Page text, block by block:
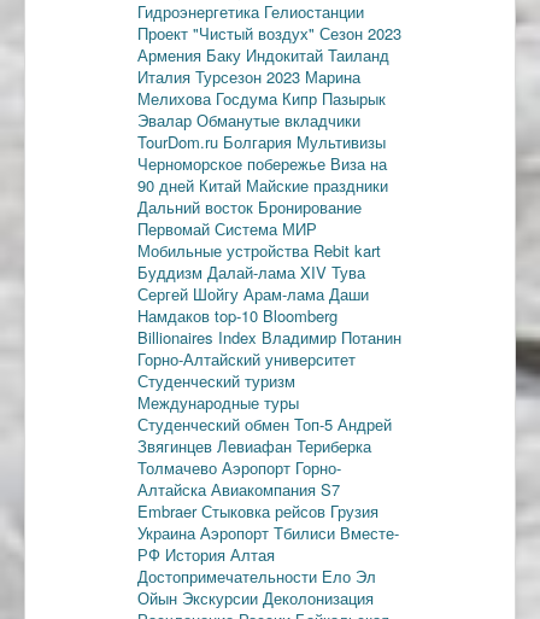
Гидроэнергетика Гелиостанции
Проект "Чистый воздух" Сезон 2023
Армения Баку Индокитай Таиланд
Италия Турсезон 2023 Марина
Мелихова Госдума Кипр Пазырык
Эвалар Обманутые вкладчики
TourDom.ru Болгария Мультивизы
Черноморское побережье Виза на
90 дней Китай Майские праздники
Дальний восток Бронирование
Первомай Система МИР
Мобильные устройства Rebit kart
Буддизм Далай-лама XIV Тува
Сергей Шойгу Арам-ламаДаши
Намдаков top-10 Bloomberg
Billionaires Index Владимир Потанин
Горно-Алтайский университет
Студенческий туризм
Международные туры
Студенческий обмен Топ-5 Андрей
Звягинцев Левиафан Териберка
Толмачево Аэропорт Горно-
АлтайскаАвиакомпания S7
EmbraerСтыковка рейсов Грузия
УкраинаАэропорт Тбилиси Вместе-
РФ История Алтая
Достопримечательности Ело Эл
Ойын Экскурсии Деколонизация